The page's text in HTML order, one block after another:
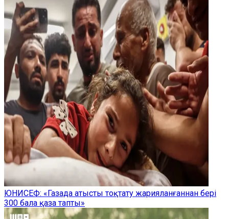
ЮНИСЕФ: «Газада атысты тоқтату жарияланғаннан бері
300 бала қаза тапты»